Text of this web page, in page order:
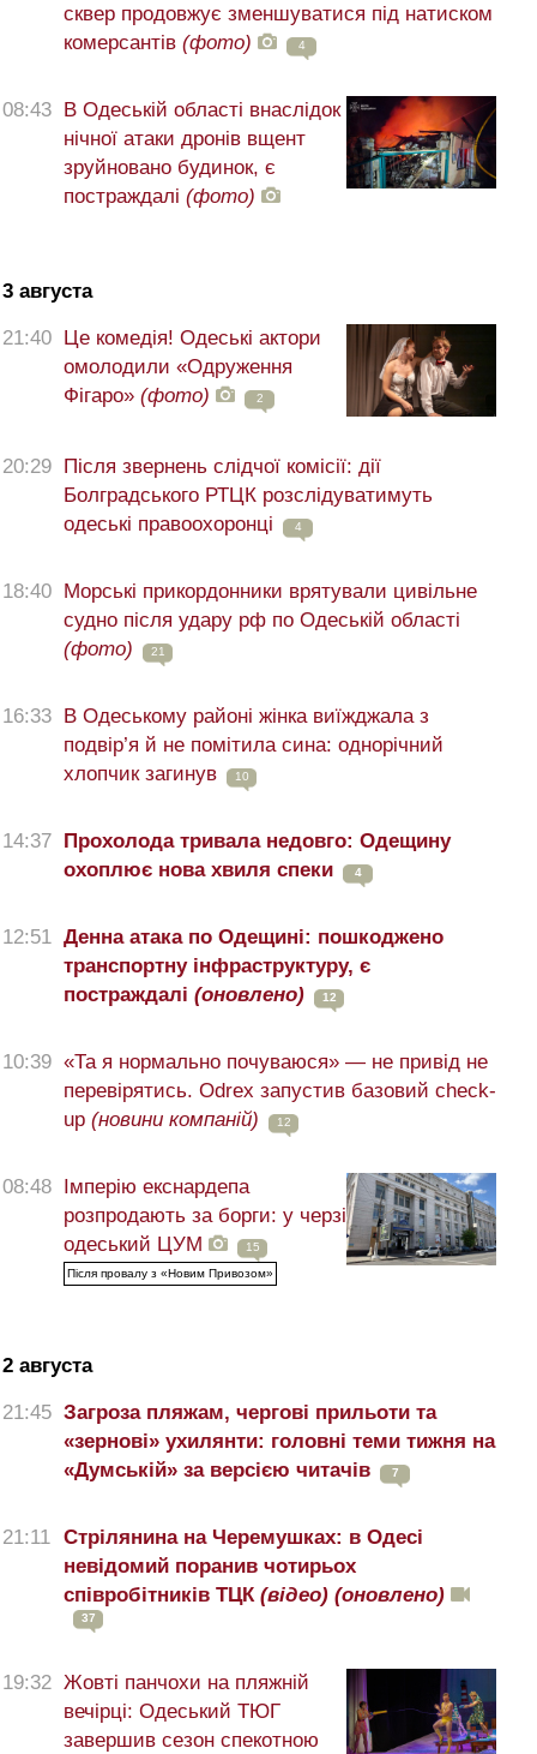
сквер продовжує зменшуватися під натиском
комерсантів (фото) 4
08:43 В Одеській області внаслідок
нічної атаки дронів вщент
зруйновано будинок, є
постраждалі (фото)
3 августа
21:40 Це комедія! Одеські актори
омолодили «Одруження
Фігаро» (фото) 2
20:29 Після звернень слідчої комісії: дії
Болградського РТЦК розслідуватимуть
одеські правоохоронці
4
18:40 Морські прикордонники врятували цивільне
судно після удару рф по Одеській області
(фото)
21
16:33 В Одеському районі жінка виїжджала з
подвір’я й не помітила сина: однорічний
хлопчик загинув
10
14:37 Прохолода тривала недовго: Одещину
охоплює нова хвиля спеки
4
12:51 Денна атака по Одещині: пошкоджено
транспортну інфраструктуру, є
постраждалі (оновлено) 12
10:39 «Та я нормально почуваюся» — не привід не
перевірятись. Odrex запустив базовий check-
up (новини компаній) 12
08:48 Імперію екснардепа
розпродають за борги: у черзі
одеський ЦУМ
15
Після провалу з «Новим Привозом»
2 августа
21:45 Загроза пляжам, чергові прильоти та
«зернові» ухилянти: головні теми тижня на
«Думській» за версією читачів
7
21:11
Стрілянина на Черемушках: в Одесі
невідомий поранив чотирьох
співробітників ТЦК (відео) (оновлено)
37
19:32 Жовті панчохи на пляжній
вечірці: Одеський ТЮГ
завершив сезон спекотною